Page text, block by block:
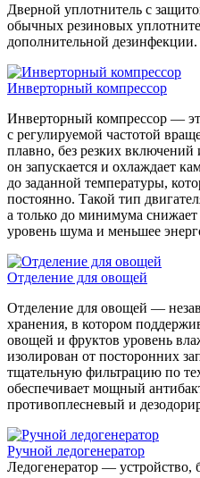
Дверной уплотнитель с
обычных резиновых
дополнительной дезинфекции.
Инверторный компрессор
Инверторный компрессор —
с регулируемой частотой
плавно, без резких
он запускается и охлаждает
до заданной температуры,
постоянно. Такой тип
а только до минимума
уровень шума и меньшее
Отделение для овощей
Отделение для овощей —
хранения, в котором
овощей и фруктов уровень
изолирован от посторонних
тщательную фильтрацию по
обеспечивает мощный
противоплесневый и
Ручной ледогенератор
Ледогенератор —